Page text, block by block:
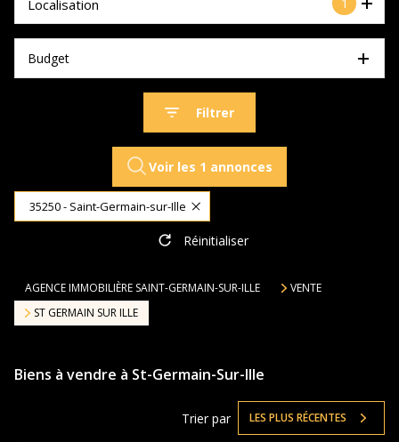
Localisation
Budget
Filtrer
Voir les 1 annonces
35250 - Saint-Germain-sur-Ille
Réinitialiser
AGENCE IMMOBILIÈRE SAINT-GERMAIN-SUR-ILLE
VENTE
ST GERMAIN SUR ILLE
Biens à vendre à St-Germain-Sur-Ille
Trier par LES PLUS RÉCENTES